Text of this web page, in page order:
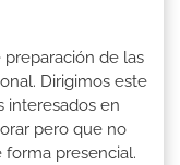
preparación de las
Dirigimos este
interesados en
pero que no
forma presencial.